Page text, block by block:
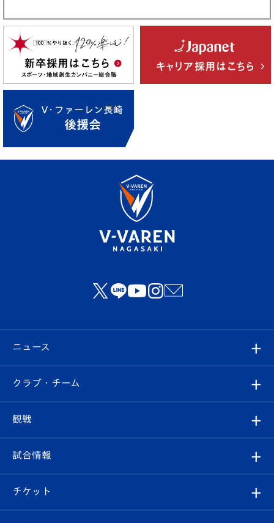
ニュース
すべて
クラブ
試合情報
クラブ・チーム
クラブ概要
エンブレム紹介
観戦
観戦ルール
はじめての観戦ガイド
試合情報
試合日程/結果
チケット